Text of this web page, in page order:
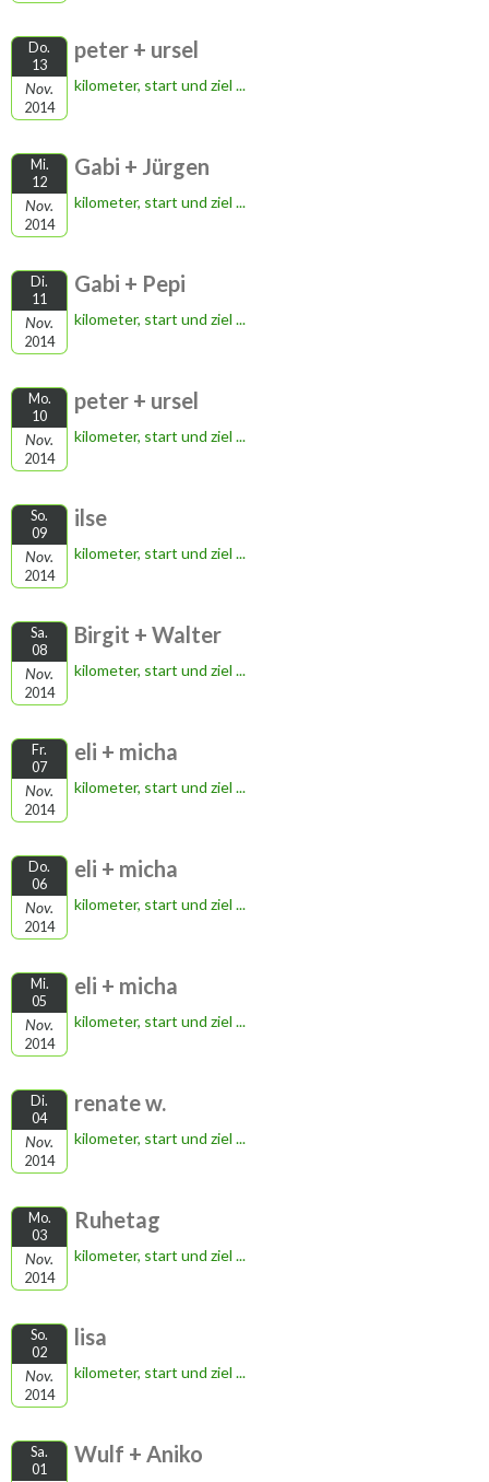
Do.
13
Nov.
2014
peter + ursel
kilometer, start und ziel ...
Mi.
12
Nov.
2014
Gabi + Jürgen
kilometer, start und ziel ...
Di.
11
Nov.
2014
Gabi + Pepi
kilometer, start und ziel ...
Mo.
10
Nov.
2014
peter + ursel
kilometer, start und ziel ...
So.
09
Nov.
2014
ilse
kilometer, start und ziel ...
Sa.
08
Nov.
2014
Birgit + Walter
kilometer, start und ziel ...
Fr.
07
Nov.
2014
eli + micha
kilometer, start und ziel ...
Do.
06
Nov.
2014
eli + micha
kilometer, start und ziel ...
Mi.
05
Nov.
2014
eli + micha
kilometer, start und ziel ...
Di.
04
Nov.
2014
renate w.
kilometer, start und ziel ...
Mo.
03
Nov.
2014
Ruhetag
kilometer, start und ziel ...
So.
02
Nov.
2014
lisa
kilometer, start und ziel ...
Sa.
01
Wulf + Aniko